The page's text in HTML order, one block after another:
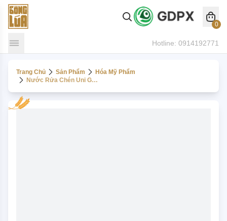
0
Hotline: 0914192771
Trang Chủ Sản Phẩm
Hóa Mỹ Phẩm
Nước Rửa Chén Uni Green 2000ml - Hương Sữa Gạo